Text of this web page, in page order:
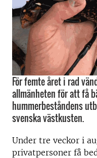
För femte året i rad
allmänheten för att få
hummerbeståndens
svenska västkusten.
Under tre veckor i
privatpersoner få